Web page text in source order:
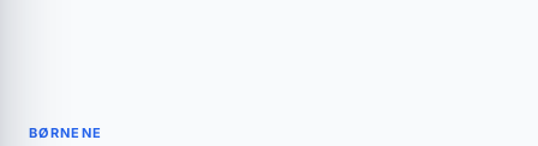
BØRNENE